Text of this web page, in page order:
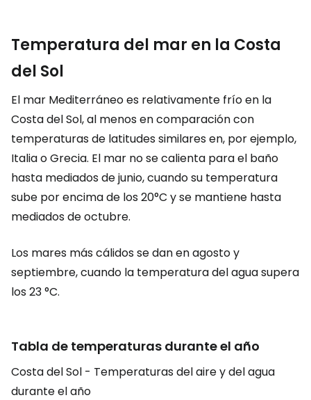
Temperatura del mar en la Costa
del Sol
El mar Mediterráneo es relativamente frío en la
Costa del Sol, al menos en comparación con
temperaturas de latitudes similares en, por ejemplo,
Italia o Grecia. El mar no se calienta para el baño
hasta mediados de junio, cuando su temperatura
sube por encima de los 20°C y se mantiene hasta
mediados de octubre.
Los mares más cálidos se dan en agosto y
septiembre, cuando la temperatura del agua supera
los 23 °C.
Tabla de temperaturas durante el año
Costa del Sol - Temperaturas del aire y del agua
durante el año